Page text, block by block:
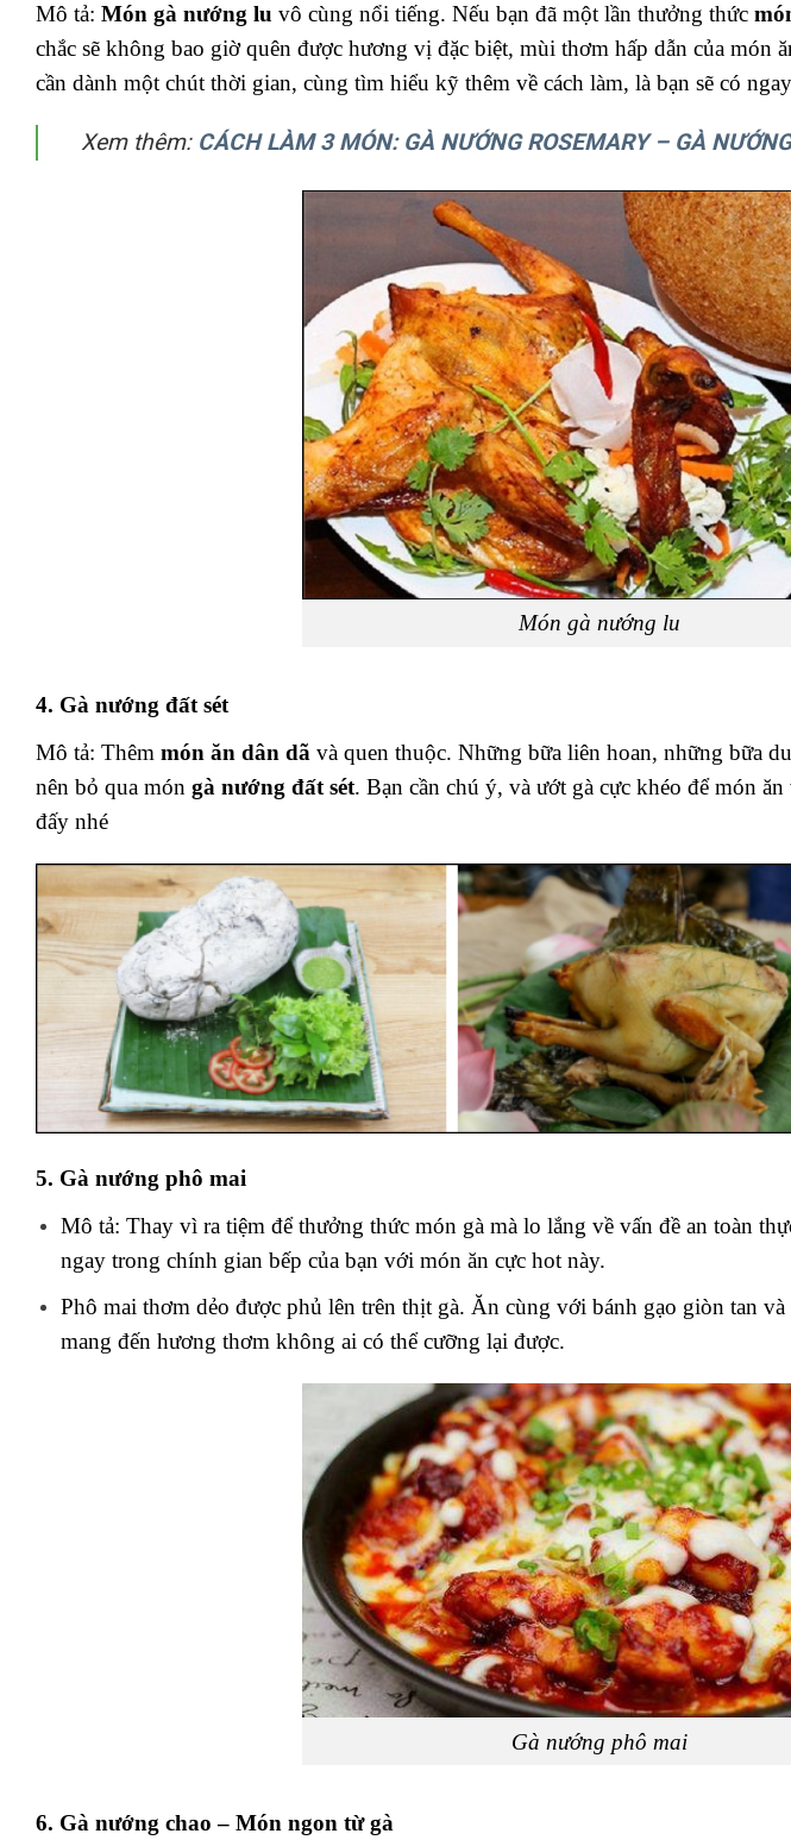
Mô tả: Món gà nướng lu vô cùng nổi tiếng. Nếu bạn đã một lần thưởng thức
chắc sẽ không bao giờ quên được hương vị đặc biệt, mùi thơm hấp dẫn của món
cần dành một chút thời gian, cùng tìm hiểu kỹ thêm về cách làm, là bạn sẽ có
Xem thêm: CÁCH LÀM 3 MÓN: GÀ NƯỚNG ROSEMARY – GÀ
Món gà nướng lu
4. Gà nướng đất sét
Mô tả: Thêm món ăn dân dã và quen thuộc. Những bữa liên hoan, những bữa
nên bỏ qua món gà nướng đất sét. Bạn cần chú ý, và ướt gà cực khéo để món
đấy nhé
5. Gà nướng phô mai
Mô tả: Thay vì ra tiệm để thưởng thức món gà mà lo lắng về vấn đề an toàn
ngay trong chính gian bếp của bạn với món ăn cực hot này.
Phô mai thơm dẻo được phủ lên trên thịt gà. Ăn cùng với bánh gạo giòn tan
mang đến hương thơm không ai có thể cưỡng lại được.
Gà nướng phô mai
6. Gà nướng chao – Món ngon từ gà